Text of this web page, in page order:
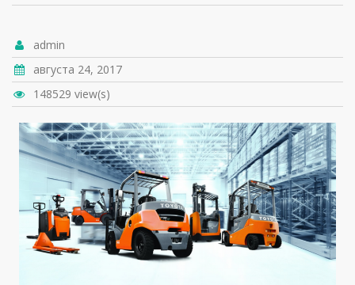
admin
августа 24, 2017
148529 view(s)